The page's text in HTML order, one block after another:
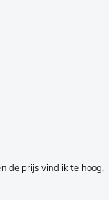
de prijs vind ik te hoog.